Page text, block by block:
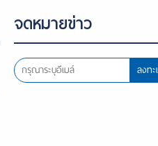
จดหมายข่าว
ลงทะ